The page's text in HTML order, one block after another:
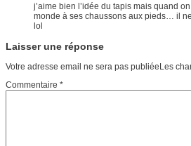
j’aime bien l’idée du tapis mais quand
monde à ses chaussons aux pieds… il
lol
Laisser une réponse
Votre adresse email ne sera pas publiéeLes
Commentaire *